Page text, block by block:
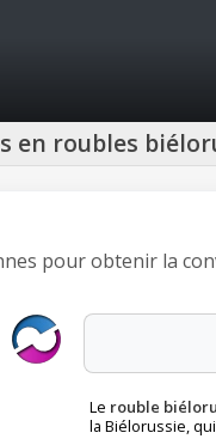
roubles
pour obtenir la
Le rouble
la Biélorussie,